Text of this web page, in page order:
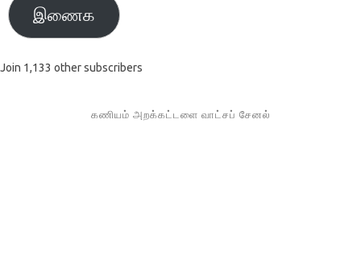
இணைக
Join 1,133 other subscribers
கணியம் அறக்கட்டளை வாட்சப் சேனல்